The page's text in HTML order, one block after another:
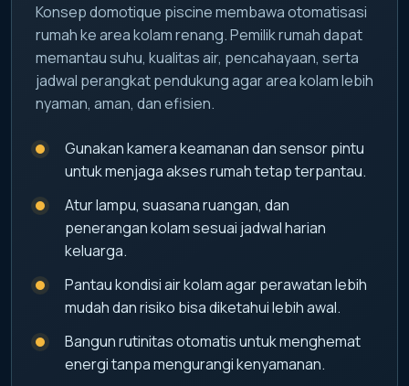
Konsep domotique piscine membawa otomatisasi
rumah ke area kolam renang. Pemilik rumah dapat
memantau suhu, kualitas air, pencahayaan, serta
jadwal perangkat pendukung agar area kolam lebih
nyaman, aman, dan efisien.
Gunakan kamera keamanan dan sensor pintu
untuk menjaga akses rumah tetap terpantau.
Atur lampu, suasana ruangan, dan
penerangan kolam sesuai jadwal harian
keluarga.
Pantau kondisi air kolam agar perawatan lebih
mudah dan risiko bisa diketahui lebih awal.
Bangun rutinitas otomatis untuk menghemat
energi tanpa mengurangi kenyamanan.